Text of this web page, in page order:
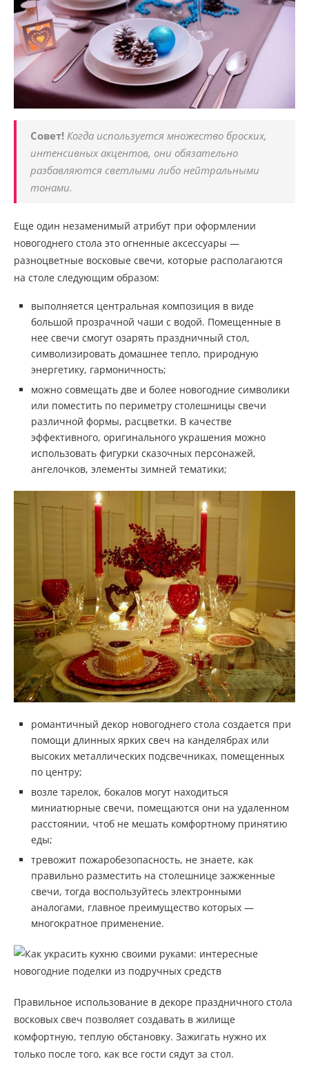
Совет! Когда используется множество броских,
интенсивных акцентов, они обязательно
разбавляются светлыми либо нейтральными
тонами.
Еще один незаменимый атрибут при оформлении
новогоднего стола это огненные аксессуары —
разноцветные восковые свечи, которые располагаются
на столе следующим образом:
выполняется центральная композиция в виде
большой прозрачной чаши с водой. Помещенные в
нее свечи смогут озарять праздничный стол,
символизировать домашнее тепло, природную
энергетику, гармоничность;
можно совмещать две и более новогодние символики
или поместить по периметру столешницы свечи
различной формы, расцветки. В качестве
эффективного, оригинального украшения можно
использовать фигурки сказочных персонажей,
ангелочков, элементы зимней тематики;
романтичный декор новогоднего стола создается при
помощи длинных ярких свеч на канделябрах или
высоких металлических подсвечниках, помещенных
по центру;
возле тарелок, бокалов могут находиться
миниатюрные свечи, помещаются они на удаленном
расстоянии, чтоб не мешать комфортному принятию
еды;
тревожит пожаробезопасность, не знаете, как
правильно разместить на столешнице зажженные
свечи, тогда воспользуйтесь электронными
аналогами, главное преимущество которых —
многократное применение.
Правильное использование в декоре праздничного стола
восковых свеч позволяет создавать в жилище
комфортную, теплую обстановку. Зажигать нужно их
только после того, как все гости сядут за стол.